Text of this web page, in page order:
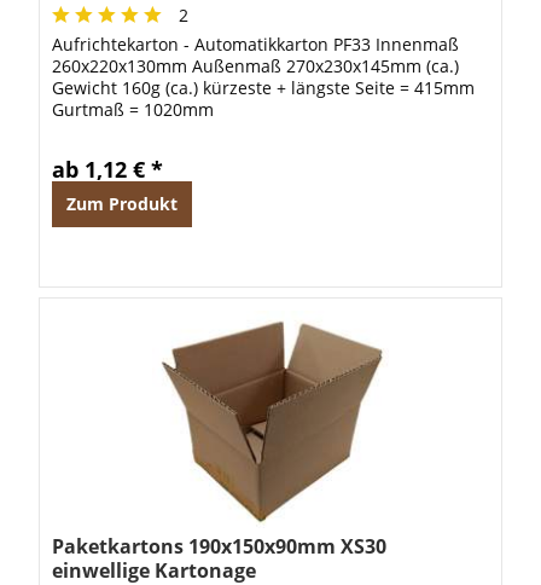
2
Aufrichtekarton - Automatikkarton PF33 Innenmaß
260x220x130mm Außenmaß 270x230x145mm (ca.)
Gewicht 160g (ca.) kürzeste + längste Seite = 415mm
Gurtmaß = 1020mm
ab 1,12 € *
Zum Produkt
Paketkartons 190x150x90mm XS30
einwellige Kartonage